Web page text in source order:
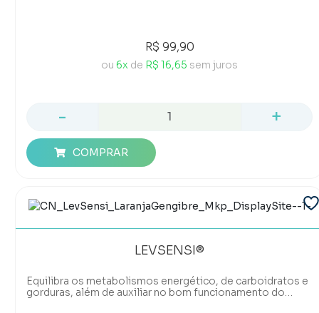
R$ 99,90
ou 6x de R$ 16,65 sem juros
- +
COMPRAR
LEVSENSI®
Equilibra os metabolismos energético, de carboidratos e
gorduras, além de auxiliar no bom funcionamento do